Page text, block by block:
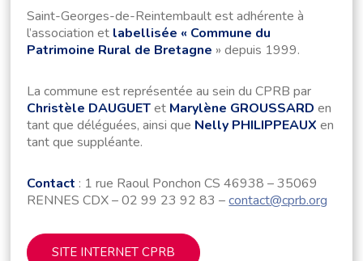
Saint-Georges-de-Reintembault est adhérente à
l’association et labellisée « Commune du
Patrimoine Rural de Bretagne » depuis 1999.
La commune est représentée au sein du CPRB par
Christèle DAUGUETet Marylène GROUSSARD en
tant que déléguées, ainsi que Nelly PHILIPPEAUX en
tant que suppléante.
Contact : 1 rue Raoul Ponchon CS 46938 – 35069
RENNES CDX – 02 99 23 92 83 –contact@cprb.org
SITE INTERNET CPRB